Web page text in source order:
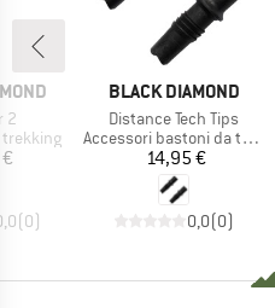
2
(0)
MARCHIO
BLACK DIAMOND
Articolo
Distance Tech Tips
Gruppo di prodotti
Accessori bastoni da trekking
Prezzo
14,95 €
0,0(0)